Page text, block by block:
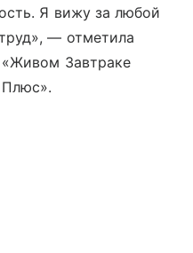
Я вижу за любой
— отметила
«Живом Завтраке